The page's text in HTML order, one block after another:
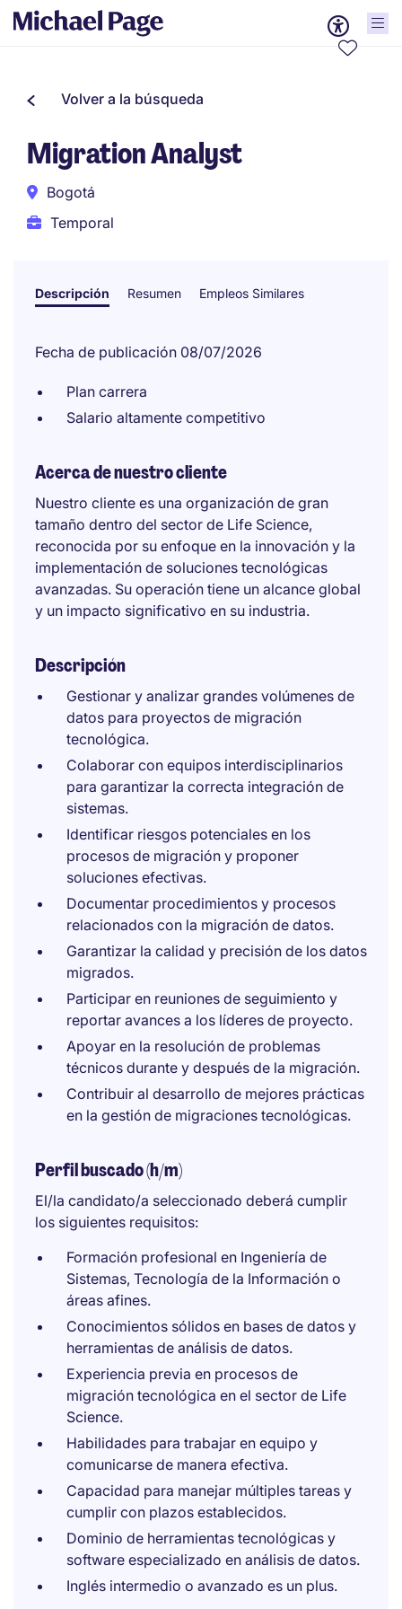
Volver a la búsqueda
Migration Analyst
Bogotá
Temporal
Descripción Resumen Empleos Similares
Fecha de publicación 08/07/2026
Plan carrera
Salario altamente competitivo
Acerca de nuestro cliente
Nuestro cliente es una organización de gran
tamaño dentro del sector de Life Science,
reconocida por su enfoque en la innovación y la
implementación de soluciones tecnológicas
avanzadas. Su operación tiene un alcance global
y un impacto significativo en su industria.
Descripción
Gestionar y analizar grandes volúmenes de
datos para proyectos de migración
tecnológica.
Colaborar con equipos interdisciplinarios
para garantizar la correcta integración de
sistemas.
Identificar riesgos potenciales en los
procesos de migración y proponer
soluciones efectivas.
Documentar procedimientos y procesos
relacionados con la migración de datos.
Garantizar la calidad y precisión de los datos
migrados.
Participar en reuniones de seguimiento y
reportar avances a los líderes de proyecto.
Apoyar en la resolución de problemas
técnicos durante y después de la migración.
Contribuir al desarrollo de mejores prácticas
en la gestión de migraciones tecnológicas.
Perfil buscado (h/m)
El/la candidato/a seleccionado deberá cumplir
los siguientes requisitos:
Formación profesional en Ingeniería de
Sistemas, Tecnología de la Información o
áreas afines.
Conocimientos sólidos en bases de datos y
herramientas de análisis de datos.
Experiencia previa en procesos de
migración tecnológica en el sector de Life
Science.
Habilidades para trabajar en equipo y
comunicarse de manera efectiva.
Capacidad para manejar múltiples tareas y
cumplir con plazos establecidos.
Dominio de herramientas tecnológicas y
software especializado en análisis de datos.
Inglés intermedio o avanzado es un plus.